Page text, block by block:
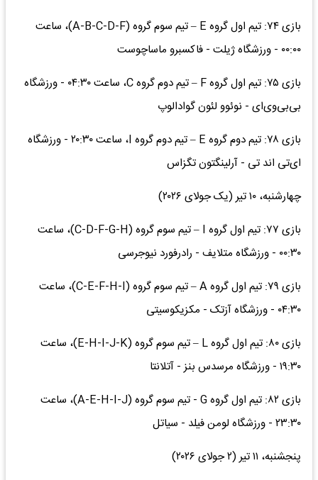
بازی ۷۴: تیم اول گروه E – تیم سوم گروه (A-B-C-D-F)، ساعت
۰۰:۰۰ - ورزشگاه ژیلت - فاکسبرو ماساچوست
بازی ۷۵: تیم اول گروه F – تیم دوم گروه C، ساعت ۰۴:۳۰ - ورزشگاه
بی‌بی‌وی‌ای - نوئوو لئون گوادالوپ
بازی ۷۸: تیم دوم گروه E – تیم دوم گروه I، ساعت ۲۰:۳۰ - ورزشگاه
ای‌تی اند تی - آرلینگتون تگزاس
چهارشنبه، ۱۰ تیر (یک جولای ۲۰۲۶)
بازی ۷۷: تیم اول گروه I – تیم سوم گروه (C-D-F-G-H)، ساعت
۰۰:۳۰ - ورزشگاه متلایف - رادرفورد نیوجرسی
بازی ۷۹: تیم اول گروه A – تیم سوم گروه (C-E-F-H-I)، ساعت
۰۴:۳۰ - ورزشگاه آزتک - مکزیکوسیتی
بازی ۸۰: تیم اول گروه L – تیم سوم گروه (E-H-I-J-K)، ساعت
۱۹:۳۰ - ورزشگاه مرسدس بنز - آتلانتا
بازی ۸۲: تیم اول گروه G - تیم سوم گروه (A-E-H-I-J)، ساعت
۲۳:۳۰ - ورزشگاه لومن فیلد - سیاتل
پنجشنبه، ۱۱ تیر (۲ جولای ۲۰۲۶)